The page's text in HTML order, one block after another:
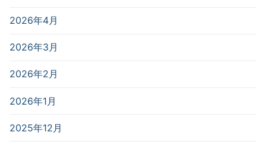
2026年4月
2026年3月
2026年2月
2026年1月
2025年12月